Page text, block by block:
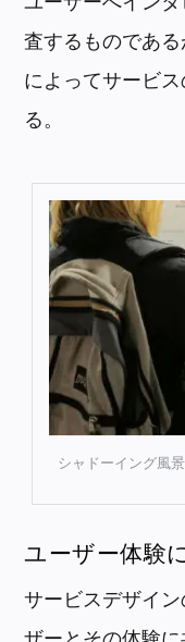
査するものであ
によってサービ
る。
シャドーイング風
ユーザー体験
サービスデザイ